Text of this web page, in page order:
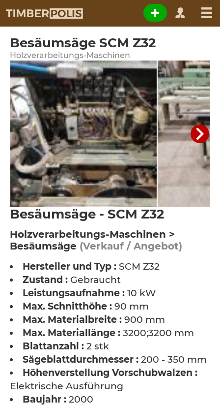
Besäumsäge SCM Z32
Holzverarbeitungs-Maschinen
Besäumsäge - SCM Z32
Holzverarbeitungs-Maschinen >
Besäumsäge (Verkauf / Angebot)
Hersteller und Typ : SCM Z32
Zustand : Gebraucht
Leistungsaufnahme : 10 kW
Max. Schnitthöhe : 90 mm
Max. Materialbreite : 900 mm
Max. Materiallänge : 3200;3200 mm
Blattanzahl : 2 stk
Sägeblattdurchmesser : 200 - 350 mm
Höhenverstellung Vorschubwalzen :
Elektrische Ausführung
Baujahr : 2000